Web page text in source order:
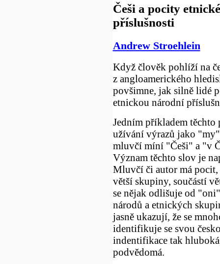
Češi a pocity
příslušnosti
Andrew Stroehlein
Když člověk pohlíží na
z angloamerického
povšimne, jak silně lidé
etnickou národní
Jedním příkladem těchto
užívání výrazů jako
mluvčí míní "Češi" a "v
Význam těchto slov je
Mluvčí či autor má pocit,
větší skupiny, součástí
se nějak odlišuje od
národů a etnických
jasně ukazují, že se
identifikuje se svou
indentifikace tak
podvědomá.